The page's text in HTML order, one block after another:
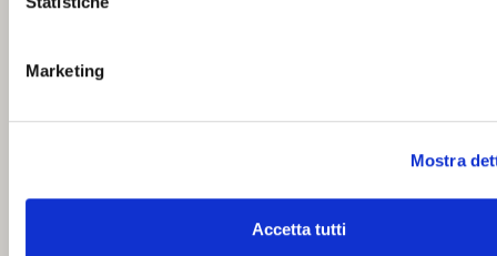
Marketing
Mostra
Accetta tutti